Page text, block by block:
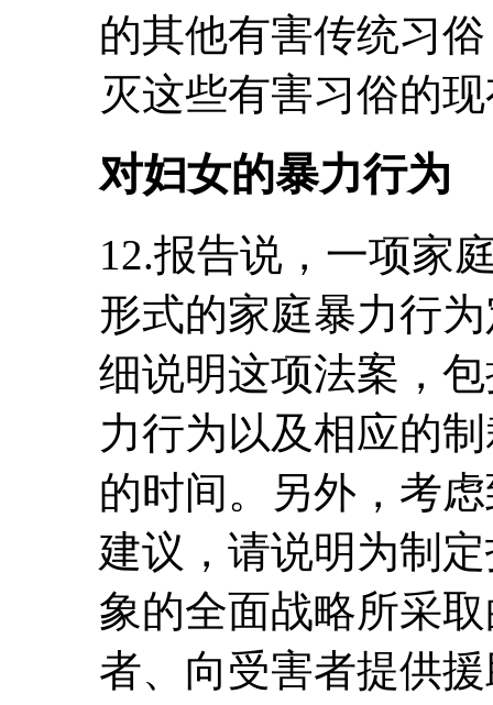
的其他有害传统习
灭这些有害习俗的
对妇女的暴力行为
12.报告说，一项家
形式的家庭暴力行
细说明这项法案，
力行为以及相应的
的时间。另外，考
建议，请说明为制
象的全面战略所采
者、向受害者提供